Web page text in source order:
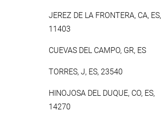
JEREZ DE LA FRONTERA, CA, ES,
11403
CUEVAS DEL CAMPO, GR, ES
TORRES, J, ES, 23540
HINOJOSA DEL DUQUE, CO, ES,
14270